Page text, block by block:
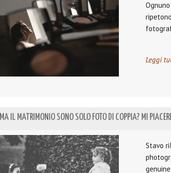
Leggi
MA IL MATRIMONIO SONO SOLO FOTO DI COPPIA? MI
Stavo